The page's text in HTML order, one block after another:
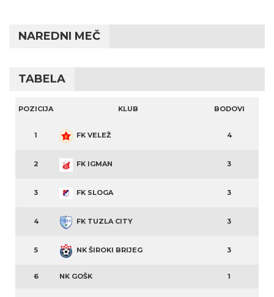
NAREDNI MEČ
TABELA
POZICIJA KLUB BODOVI
1 FK VELEŽ 4
2 FK IGMAN 3
3 FK SLOGA 3
4 FK TUZLA CITY 3
5 NK ŠIROKI BRIJEG 3
6 NK GOŠK 1